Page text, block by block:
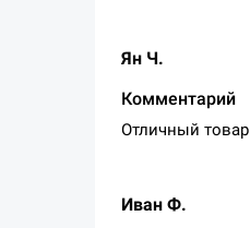
Ян Ч.
Комментарий
Отличный
Иван Ф.